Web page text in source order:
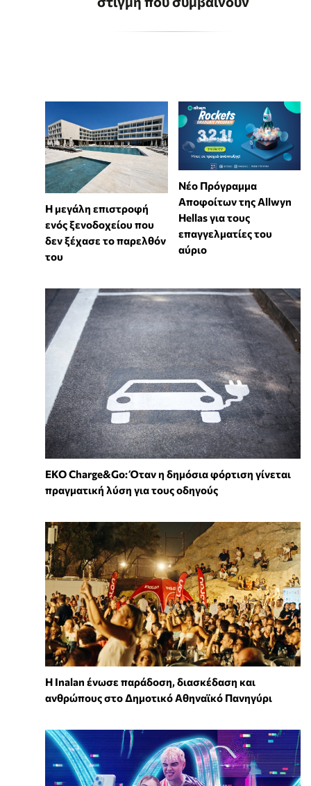
Η μεγάλη επιστροφή
ενός ξενοδοχείου που
δεν ξέχασε το παρελθόν
του
Νέο Πρόγραμμα
Αποφοίτων της Allwyn
Hellas για τους
επαγγελματίες του
αύριο
EKO Charge&Go: Όταν η δημόσια φόρτιση γίνεται
πραγματική λύση για τους οδηγούς
Η Inalan ένωσε παράδοση, διασκέδαση και
ανθρώπους στο Δημοτικό Αθηναϊκό Πανηγύρι